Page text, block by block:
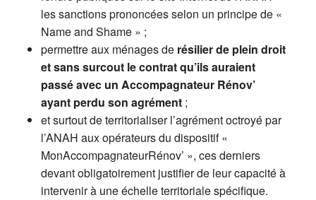
les sanctions prononcées selon un principe de «
Name and Shame » ;
permettre aux ménages de résilier de plein droit
et sans surcout le contrat qu’ils auraient
passé avec un Accompagnateur Rénov’
ayant perdu son agrément ;
et surtout de territorialiser l’agrément octroyé par
l’ANAH aux opérateurs du dispositif «
MonAccompagnateurRénov’ », ces derniers
devant obligatoirement justifier de leur capacité à
intervenir à une échelle territoriale spécifique.